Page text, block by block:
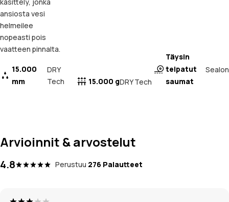
käsittely, jonka
ansiosta vesi
helmeilee
nopeasti pois
vaatteen pinnalta.
15.000
mm
DRY
Tech
15.000 gDRY Tech
Täysin
teipatut
saumat
Sealon
Arvioinnit & arvostelut
4.8 Perustuu 276 Palautteet